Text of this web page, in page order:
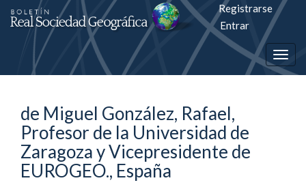
Salto
rápiso
a
página
de
contenido
Registrarse
Entrar
de Miguel González, Rafael,
Profesor de la Universidad de
Zaragoza y Vicepresidente de
EUROGEO., España